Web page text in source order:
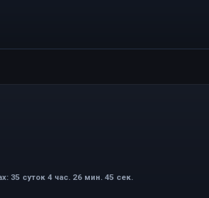
35 суток 4 час. 26 мин. 45 сек.